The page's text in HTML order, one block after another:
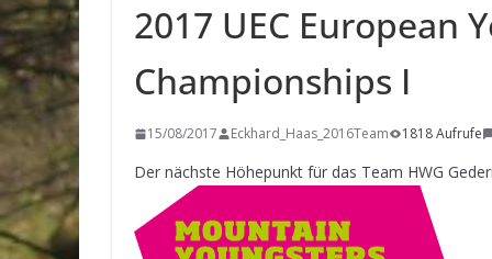
2017 UEC European
Championships I
15/08/2017 Eckhard_Haas_2016Team 1818 Aufrufe
Der nächste Höhepunkt für das Team HWG